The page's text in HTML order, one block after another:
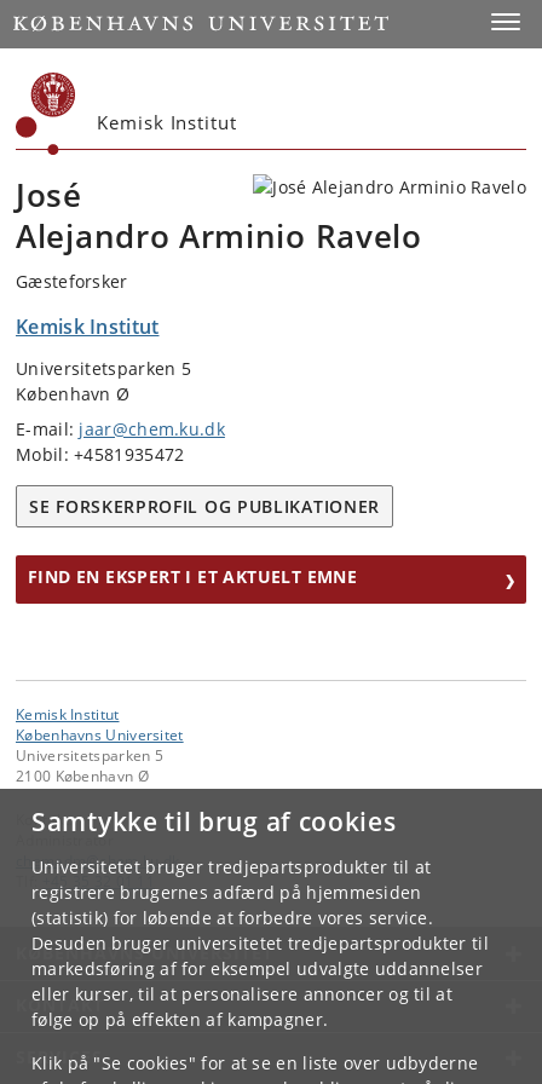
Samtykke til brug af cookies
Universitetet bruger tredjepartsprodukter til at
registrere brugernes adfærd på hjemmesiden
(statistik) for løbende at forbedre vores service.
Desuden bruger universitetet tredjepartsprodukter til
markedsføring af for eksempel udvalgte uddannelser
eller kurser, til at personalisere annoncer og til at
følge op på effekten af kampagner.
Klik på "Se cookies" for at se en liste over udbyderne
Start
Kemisk Institut
José
Alejandro Arminio Ravelo
Gæsteforsker
Kemisk Institut
Universitetsparken 5
København Ø
E-mail: jaar@chem.ku.dk
Mobil: +4581935472
SE FORSKERPROFIL OG PUBLIKATIONER
FIND EN EKSPERT I ET AKTUELT EMNE
Kemisk Institut
Københavns Universitet
Universitetsparken 5
2100 København Ø
Kontakt:
Administrator
chemadm@chem. ku.dk
KØBENHAVNS UNIVERSITET
KONTAKT
SERVICES